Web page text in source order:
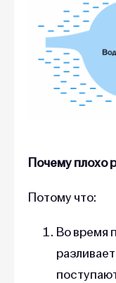
Почему плохо
Потому что:
Во время